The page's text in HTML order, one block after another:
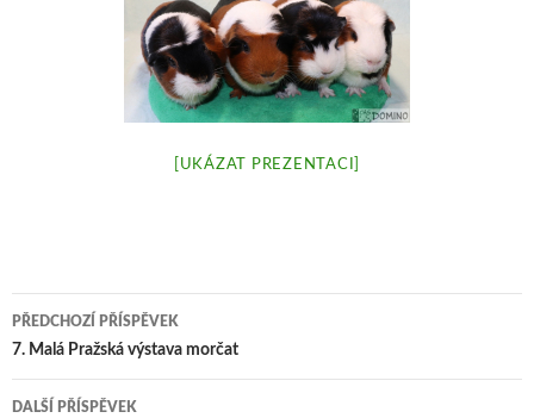
[UKÁZAT PREZENTACI]
Navigace
pro
příspěvek
PŘEDCHOZÍ PŘÍSPĚVEK
7. Malá Pražská výstava morčat
DALŠÍ PŘÍSPĚVEK